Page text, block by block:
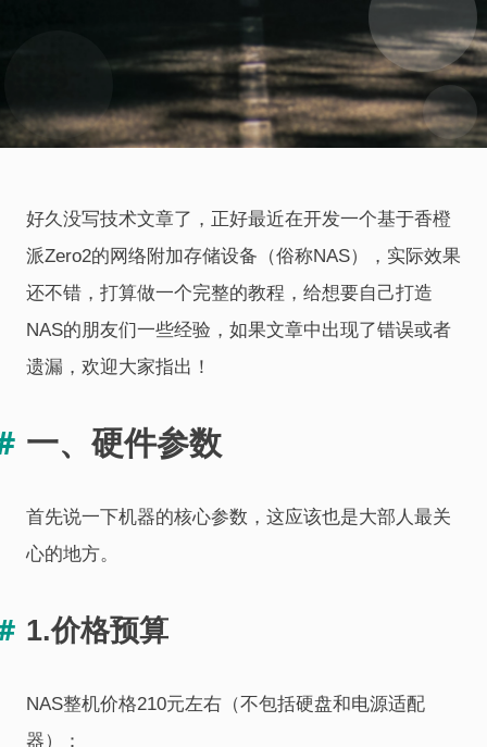
好久没写技术文章了，正好最近在开发一个基于香橙
派Zero2的网络附加存储设备（俗称NAS），实际效果
还不错，打算做一个完整的教程，给想要自己打造
NAS的朋友们一些经验，如果文章中出现了错误或者
遗漏，欢迎大家指出！
一、硬件参数
首先说一下机器的核心参数，这应该也是大部人最关
心的地方。
1.价格预算
NAS整机价格210元左右（不包括硬盘和电源适配
器）：